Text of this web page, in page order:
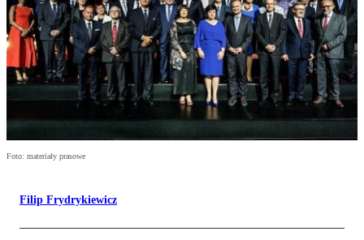
Foto: materiały prasowe
Filip Frydrykiewicz